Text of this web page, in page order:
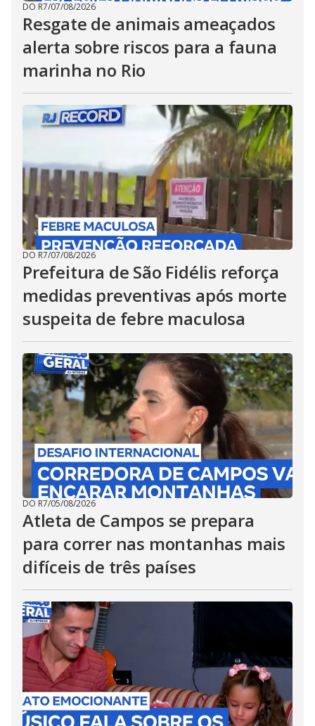
DO R7/07/08/2026
Resgate de animais ameaçados
alerta sobre riscos para a fauna
marinha no Rio
DO R7/07/08/2026
Prefeitura de São Fidélis reforça
medidas preventivas após morte
suspeita de febre maculosa
DO R7/05/08/2026
Atleta de Campos se prepara
para correr nas montanhas mais
difíceis de três países